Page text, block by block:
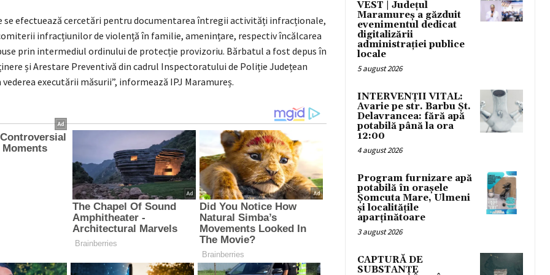
se efectuează cercetări pentru documentarea întregii activități infracționale,
infracțiunilor de violență în familie, amenințare, respectiv încălcarea
prin intermediul ordinului de protecție provizoriu. Bărbatul a fost depus în
și Arestare Preventivă din cadrul Inspectoratului de Poliție Județean
executării măsurii”, informează IPJ Maramureș.
VEST | Județul
Maramureș a găzduit
evenimentul dedicat
digitalizării
administrației publice
locale
5 august 2026
INTERVENȚII VITAL:
Avarie pe str. Barbu Șt.
Delavrancea: fără apă
potabilă până la ora
12:00
4 august 2026
Program furnizare apă
potabilă în orașele
Șomcuta Mare, Ulmeni
și localitățile
aparținătoare
3 august 2026
CAPTURĂ DE
SUBSTANȚE